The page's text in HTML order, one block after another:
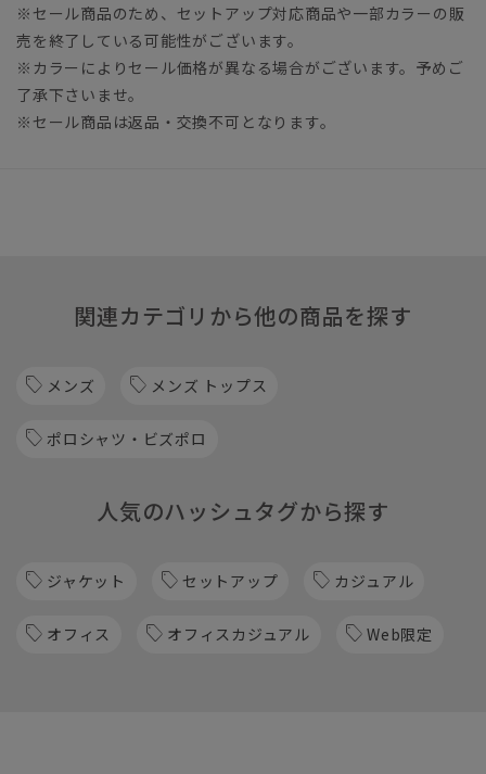
※セール商品のため、セットアップ対応商品や一部カラーの販
売を終了している可能性がございます。
※カラーによりセール価格が異なる場合がございます。予めご
了承下さいませ。
※セール商品は返品・交換不可となります。
関連カテゴリから他の商品を探す
メンズ メンズ トップス
ポロシャツ・ビズポロ
人気のハッシュタグから探す
ジャケット セットアップ カジュアル
オフィス オフィスカジュアル Web限定